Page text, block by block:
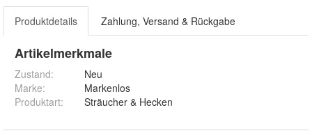
Produktdetails Zahlung, Versand & Rückgabe
Artikelmerkmale
Zustand:
Neu
Marke:
Markenlos
Produktart: Sträucher & Hecken